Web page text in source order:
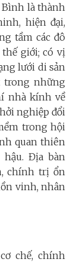
là thành
hiện đại,
tầm các đô
giới; có vị
lưới di sản
trong những
nhà kính về
nghiệp đổi
trong hội
quan thiên
Địa bàn
chính trị ổn
vinh, nhân
chế, chính